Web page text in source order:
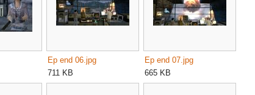
Ep end 06.jpg
711 KB
Ep end 07.jpg
665 KB